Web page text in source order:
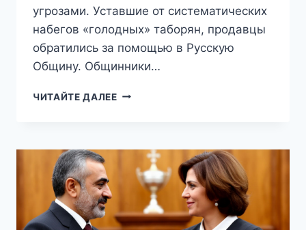
угрозами. Уставшие от систематических
набегов «голодных» таборян, продавцы
обратились за помощью в Русскую
Общину. Общинники…
ЧИТАЙТЕ ДАЛЕЕ«МНЕ
РУССКАЯ
ОБЩИНА
ОСТАНОВИЛА
НАБЕГИ
ЦЫГАН
НА